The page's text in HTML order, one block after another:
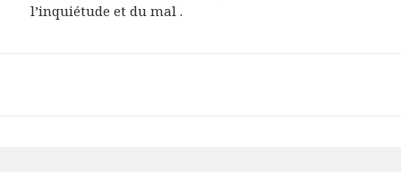
l’inquiétude et du mal .